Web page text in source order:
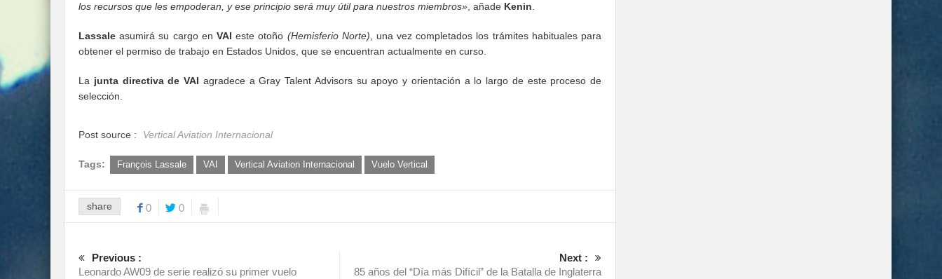
los recursos que les empoderan, y ese principio será muy útil para nuestros miembros», añade Kenin.
Lassale asumirá su cargo en VAI este otoño (Hemisferio Norte), una vez completados los trámites habituales para
obtener el permiso de trabajo en Estados Unidos, que se encuentran actualmente en curso.
La junta directiva de VAI agradece a Gray Talent Advisors su apoyo y orientación a lo largo de este proceso de
selección.
Post source : Vertical Aviation Internacional
Tags: François Lassale VAI Vertical Aviation Internacional Vuelo Vertical
share 0 0
Previous :
Leonardo AW09 de serie realizó su primer vuelo
Next :
85 años del “Día más Difícil” de la Batalla de Inglaterra